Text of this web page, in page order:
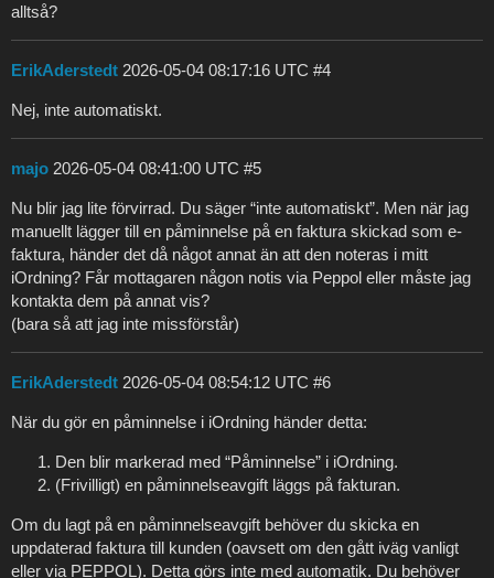
alltså?
ErikAderstedt 2026-05-04 08:17:16 UTC #4
Nej, inte automatiskt.
majo 2026-05-04 08:41:00 UTC #5
Nu blir jag lite förvirrad. Du säger “inte automatiskt”. Men när jag
manuellt lägger till en påminnelse på en faktura skickad som e-
faktura, händer det då något annat än att den noteras i mitt
iOrdning? Får mottagaren någon notis via Peppol eller måste jag
kontakta dem på annat vis?
(bara så att jag inte missförstår)
ErikAderstedt 2026-05-04 08:54:12 UTC #6
När du gör en påminnelse i iOrdning händer detta:
Den blir markerad med “Påminnelse” i iOrdning.
(Frivilligt) en påminnelseavgift läggs på fakturan.
Om du lagt på en påminnelseavgift behöver du skicka en
uppdaterad faktura till kunden (oavsett om den gått iväg vanligt
eller via PEPPOL). Detta görs inte med automatik. Du behöver